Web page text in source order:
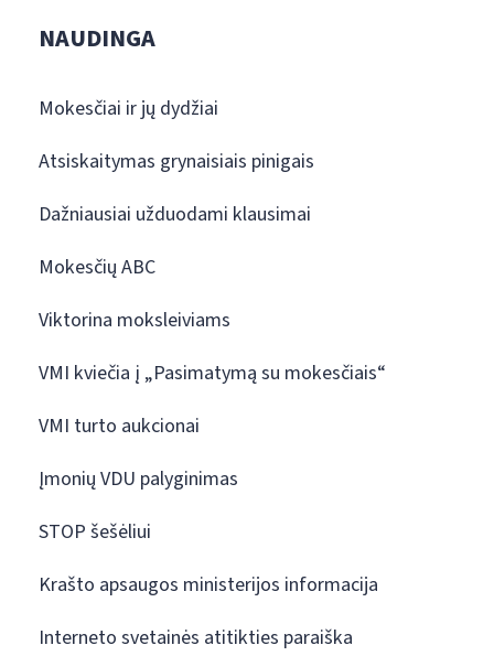
NAUDINGA
Mokesčiai ir jų dydžiai
Atsiskaitymas grynaisiais pinigais
Dažniausiai užduodami klausimai
Mokesčių ABC
Viktorina moksleiviams
VMI kviečia į „Pasimatymą su mokesčiais“
VMI turto aukcionai
Įmonių VDU palyginimas
STOP šešėliui
Krašto apsaugos ministerijos informacija
Interneto svetainės atitikties paraiška